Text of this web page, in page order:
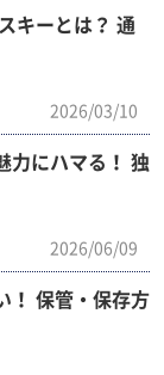
キーとは？ 通
2026/03/10
力にハマる！ 独
2026/06/09
！ 保管・保存方